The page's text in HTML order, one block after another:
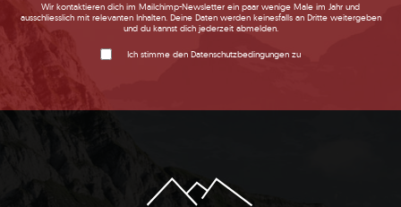
Wir kontaktieren dich im Mailchimp-Newsletter ein paar wenige Male im Jahr und
ausschliesslich mit relevanten Inhalten. Deine Daten werden keinesfalls an Dritte weitergeben
und du kannst dich jederzeit abmelden.
Ich stimme den Datenschutzbedingungen zu